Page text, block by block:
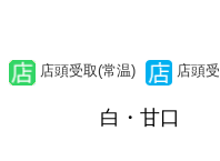
店頭受取(常温) 店頭
白・甘口